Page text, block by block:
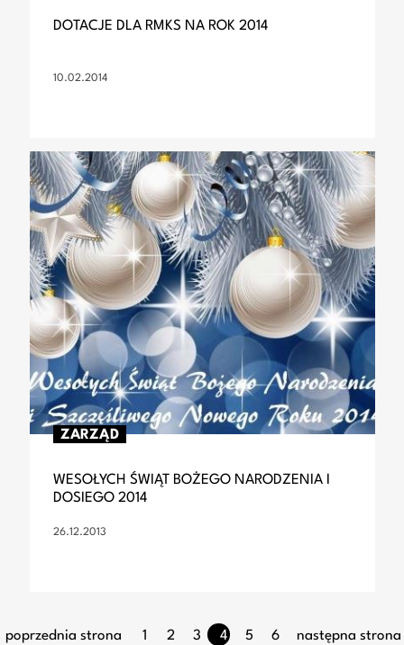
DOTACJE DLA RMKS NA ROK 2014
10.02.2014
ZARZĄD
WESOŁYCH ŚWIĄT BOŻEGO NARODZENIA I
DOSIEGO 2014
26.12.2013
poprzednia strona 1 2 3 4 5 6 następna strona